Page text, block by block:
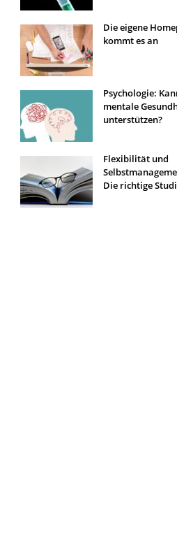
Die eigene
kommt es an
Psychologie:
mentale
unterstützen?
Flexibilität und
Die richtige